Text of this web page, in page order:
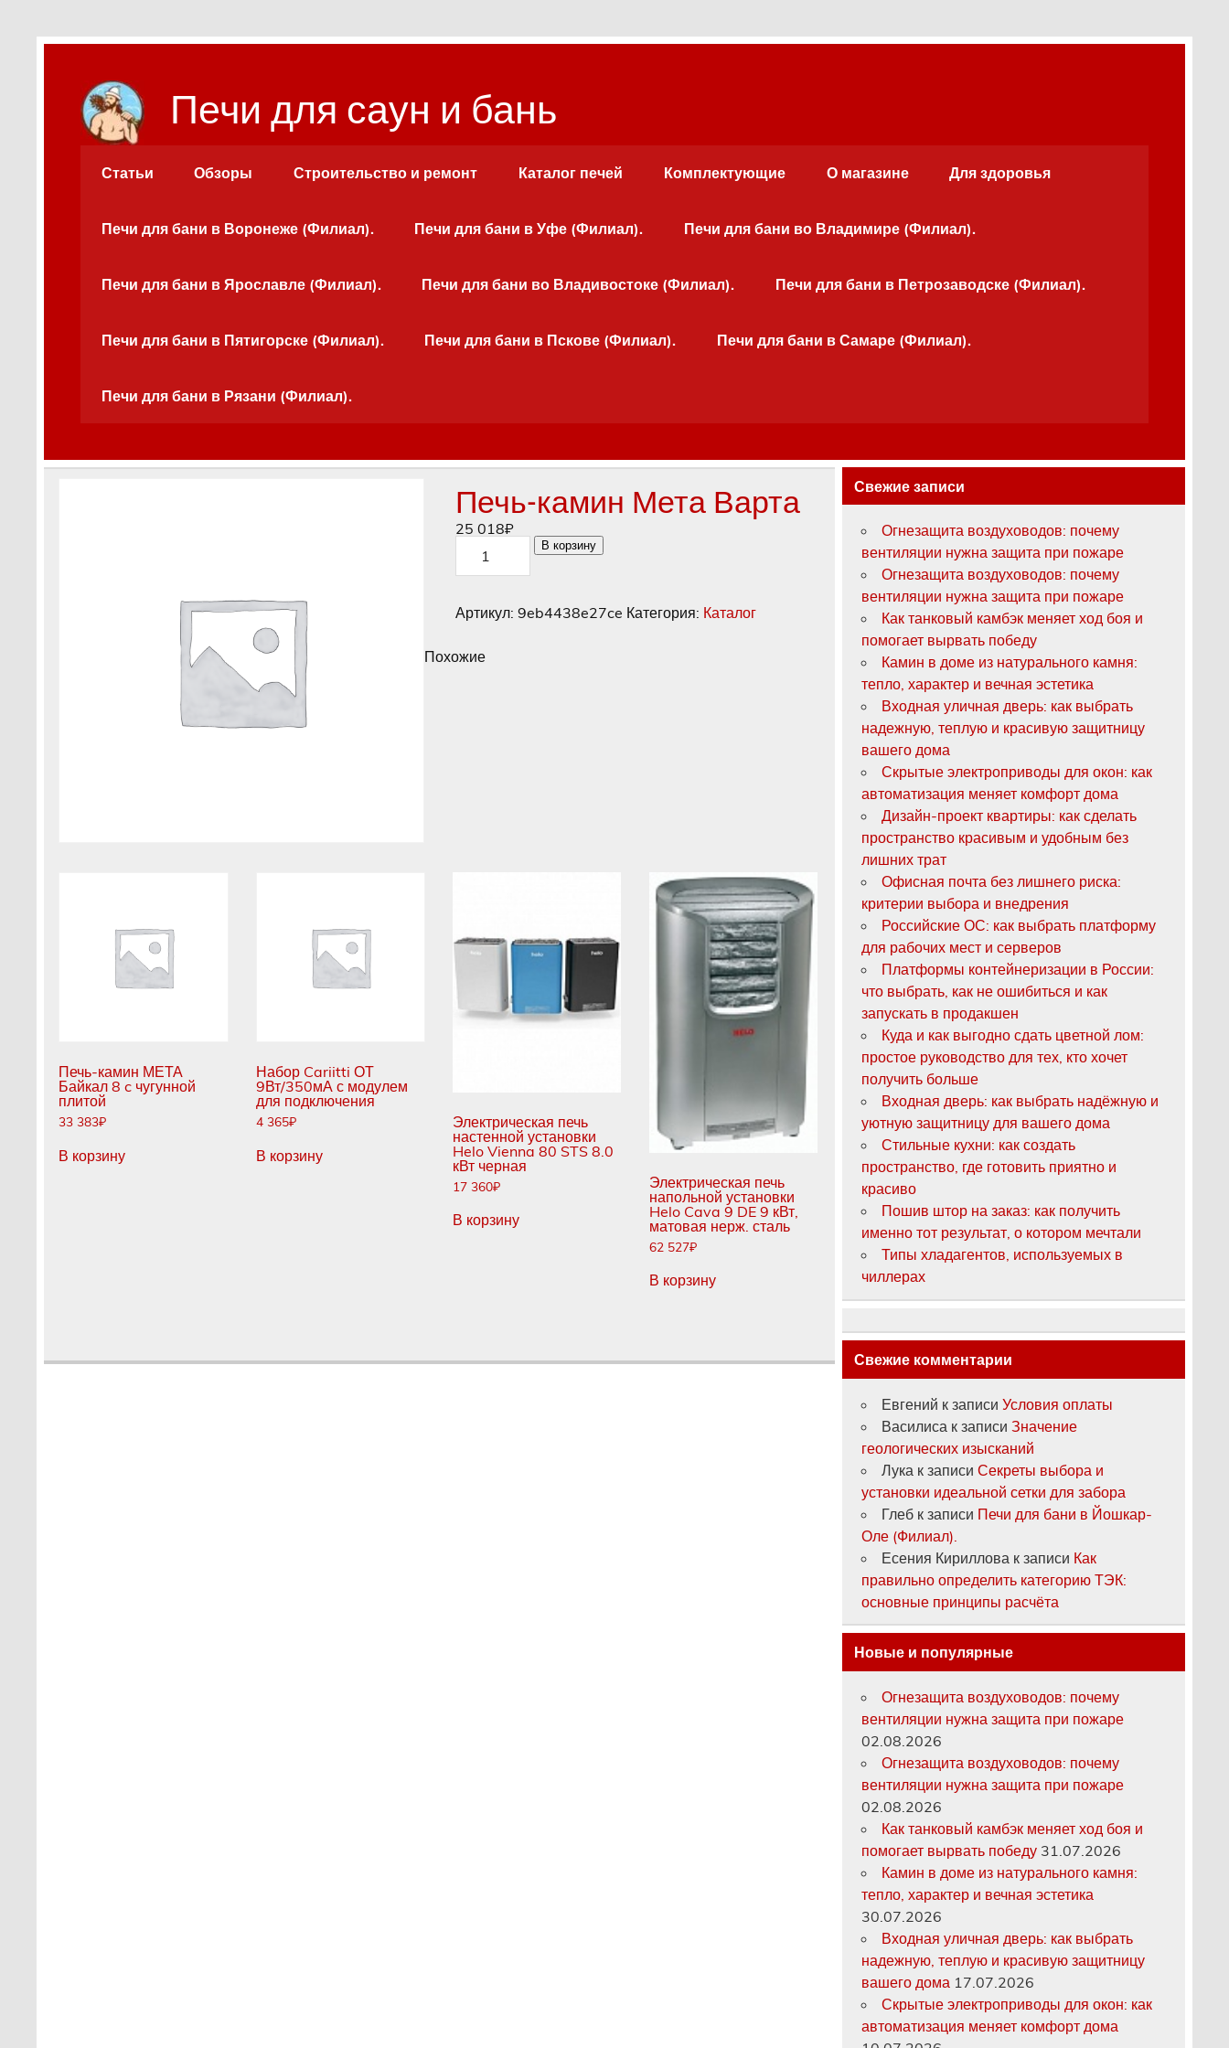
содержимому
Печи для саун и бань
Статьи Обзоры Строительство и ремонт Каталог печей Комплектующие О магазине Для здоровья
Печи для бани в Воронеже (Филиал). Печи для бани в Уфе (Филиал). Печи для бани во Владимире (Филиал).
Печи для бани в Ярославле (Филиал). Печи для бани во Владивостоке (Филиал). Печи для бани в Петрозаводске (Филиал).
Печи для бани в Пятигорске (Филиал). Печи для бани в Пскове (Филиал). Печи для бани в Самаре (Филиал).
Печи для бани в Рязани (Филиал).
Печь-камин Мета Варта
25 018₽
Количество
товара
Печь-
Варта
В корзину
Артикул: 9eb4438e27ce Категория: Каталог
Похожие
Печь-камин МЕТА
Байкал 8 c чугунной
плитой
33 383₽
В корзину
Набор Cariitti ОТ
9Вт/350мА с модулем
для подключения
4 365₽
В корзину
Электрическая печь
настенной установки
Helo Vienna 80 STS 8.0
кВт черная
17 360₽
В корзину
Электрическая печь
напольной установки
Helo Cava 9 DE 9 кВт,
матовая нерж. сталь
62 527₽
В корзину
Свежие записи
Огнезащита воздуховодов: почему
вентиляции нужна защита при пожаре
Огнезащита воздуховодов: почему
вентиляции нужна защита при пожаре
Как танковый камбэк меняет ход боя и
помогает вырвать победу
Камин в доме из натурального камня:
тепло, характер и вечная эстетика
Входная уличная дверь: как выбрать
надежную, теплую и красивую защитницу
вашего дома
Скрытые электроприводы для окон: как
автоматизация меняет комфорт дома
Дизайн-проект квартиры: как сделать
пространство красивым и удобным без
лишних трат
Офисная почта без лишнего риска:
критерии выбора и внедрения
Российские ОС: как выбрать платформу
для рабочих мест и серверов
Платформы контейнеризации в России:
что выбрать, как не ошибиться и как
запускать в продакшен
Куда и как выгодно сдать цветной лом:
простое руководство для тех, кто хочет
получить больше
Входная дверь: как выбрать надёжную и
уютную защитницу для вашего дома
Стильные кухни: как создать
пространство, где готовить приятно и
красиво
Пошив штор на заказ: как получить
именно тот результат, о котором мечтали
Типы хладагентов, используемых в
чиллерах
Свежие комментарии
Евгений к записиУсловия оплаты
Василиса к записиЗначение
геологических изысканий
Лука к записиСекреты выбора и
установки идеальной сетки для забора
Глеб к записи Печи для бани в Йошкар-
Оле (Филиал).
Есения Кириллова к записи Как
правильно определить категорию ТЭК:
основные принципы расчёта
Новые и популярные
Огнезащита воздуховодов: почему
вентиляции нужна защита при пожаре
02.08.2026
Огнезащита воздуховодов: почему
вентиляции нужна защита при пожаре
02.08.2026
Как танковый камбэк меняет ход боя и
помогает вырвать победу 31.07.2026
Камин в доме из натурального камня:
тепло, характер и вечная эстетика
30.07.2026
Входная уличная дверь: как выбрать
надежную, теплую и красивую защитницу
вашего дома 17.07.2026
Скрытые электроприводы для окон: как
автоматизация меняет комфорт дома